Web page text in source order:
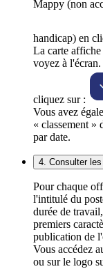
Mappy (non
handicap) en
La carte
voyez à
cliquez sur :
Vous avez
« classement »
par date.
4. Consulter
Pour chaque
l'intitulé du
durée de
premiers
publication de
Vous accédez
ou sur le logo